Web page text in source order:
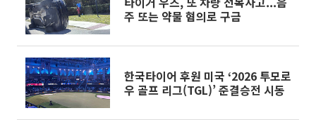
주 또는 약물 혐의로 구금
한국타이어 후원 미국 ‘2026 투모로
우 골프 리그(TGL)’ 준결승전 시동